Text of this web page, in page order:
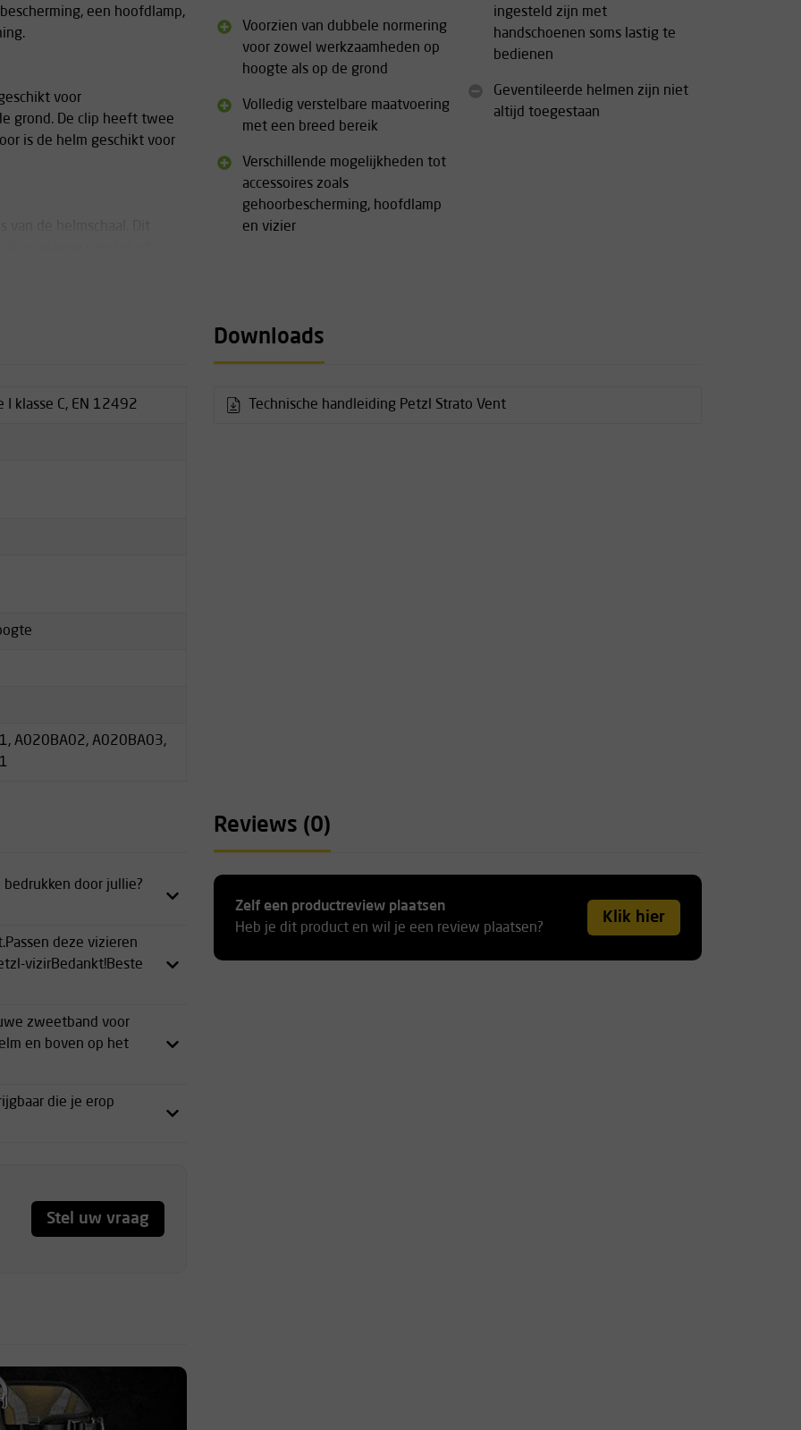
een hoofdlamp,
voor
grond. De clip heeft twee
is de helm geschikt voor
worden vervangen,
Voorzien van dubbele normering
voor zowel werkzaamheden op
hoogte als op de grond
Volledig verstelbare maatvoering
met een breed bereik
Verschillende mogelijkheden tot
accessoires zoals
gehoorbescherming, hoofdlamp
en vizier
ingesteld zijn met
handschoenen soms lastig te
bedienen
Geventileerde helmen zijn niet
altijd toegestaan
klasse C, EN 12492
A020BA02, A020BA03,
Downloads
Technische handleiding Petzl Strato Vent
door jullie?
deze vizieren
vizirBedankt!Beste
zweetband voor
en boven op het
die je erop
Stel uw vraag
Reviews (0)
Zelf een productreview plaatsen
Heb je dit product en wil je een review plaatsen?
Klik hier